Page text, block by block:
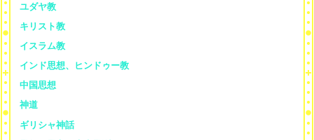
ユダヤ教
キリスト教
イスラム教
インド思想、ヒンドゥー教
中国思想
神道
ギリシャ神話